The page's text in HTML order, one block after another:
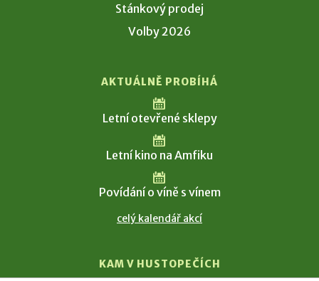
Stánkový prodej
Volby 2026
AKTUÁLNĚ PROBÍHÁ
Letní otevřené sklepy
Letní kino na Amfiku
Povídání o víně s vínem
celý kalendář akcí
KAM V HUSTOPEČÍCH